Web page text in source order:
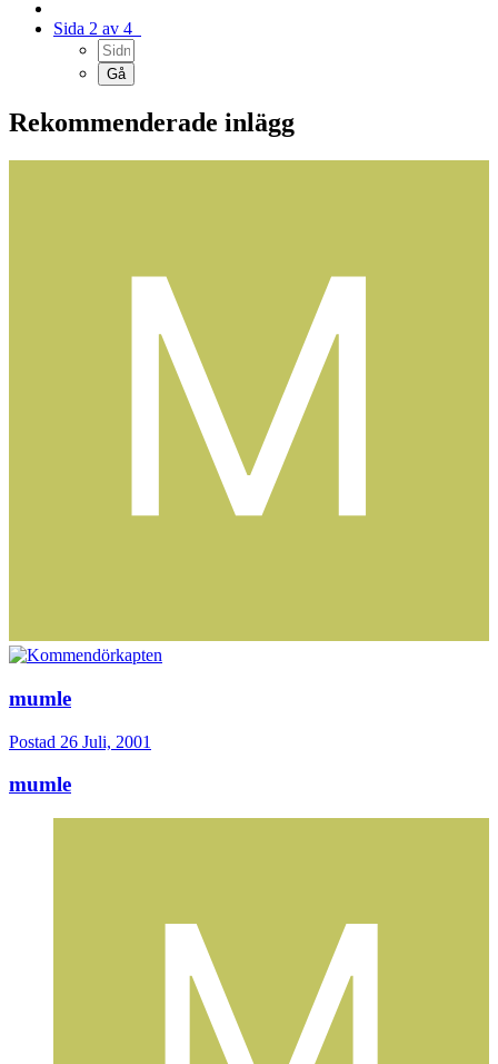
Sida 2 av 4
Rekommenderade inlägg
mumle
Postad 26 Juli, 2001
mumle